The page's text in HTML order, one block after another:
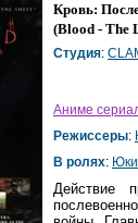
Кровь:
(Blood - The
Студия:
Аниме
Режиссеры:
В ролях:
Действие